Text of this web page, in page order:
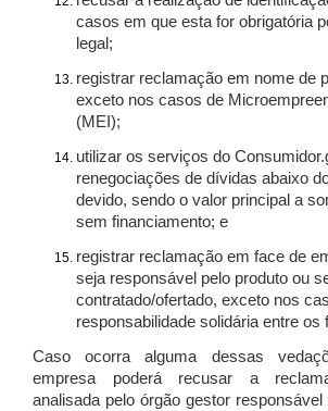
casos em que esta for obrigatória
legal;
registrar reclamação em nome de
exceto nos casos de
(MEI);
utilizar os serviços do
renegociações de dívidas abaixo
devido, sendo o valor principal a
sem financiamento; e
registrar reclamação em face de
seja responsável pelo produto ou
contratado/ofertado, exceto nos
responsabilidade solidária entre os
Caso ocorra alguma dessas
empresa poderá recusar a
analisada pelo órgão gestor